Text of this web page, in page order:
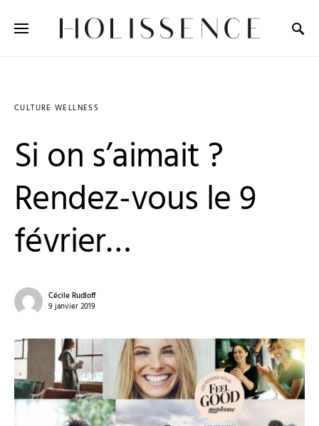
CULTURE WELLNESS
Si on s’aimait ?
Rendez-vous le 9
février…
Cécile Rudloff
9 janvier 2019